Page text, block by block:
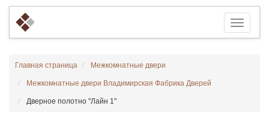
Главная страница Межкомнатные двери
Межкомнатные двери Владимирская Фабрика Дверей
Дверное полотно "Лайн 1"